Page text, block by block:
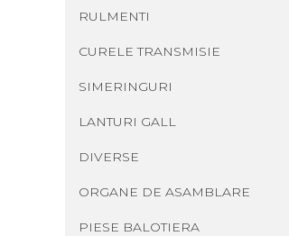
RULMENTI
CURELE TRANSMISIE
SIMERINGURI
LANTURI GALL
DIVERSE
ORGANE DE ASAMBLARE
PIESE BALOTIERA